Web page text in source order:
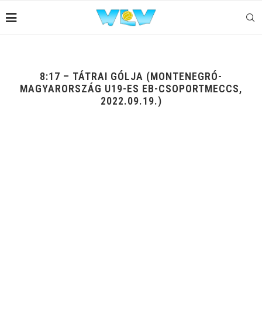
8:17 – TÁTRAI GÓLJA (MONTENEGRÓ-
MAGYARORSZÁG U19-ES EB-CSOPORTMECCS,
2022.09.19.)